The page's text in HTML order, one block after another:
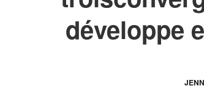
développe